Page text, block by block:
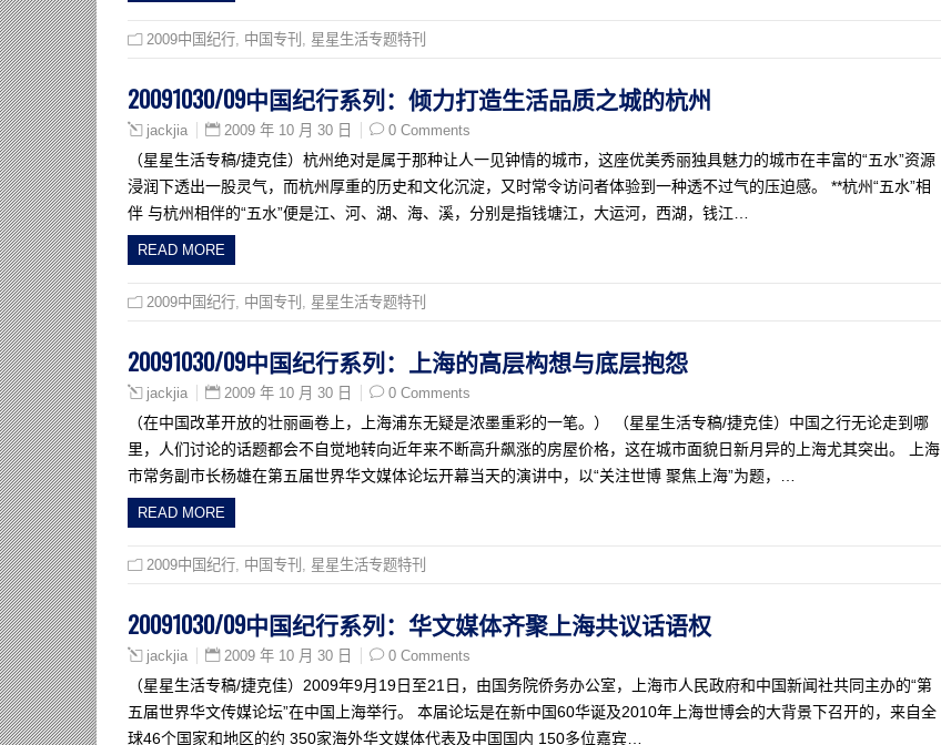
2009中国纪行 中国专刊 星星生活专题特刊
20091030/09中国纪行系列：倾力打造生活品质之城的杭州
jackjia 2009 年 10 月 30 日 0 Comments
（星星生活专稿/捷克佳）杭州绝对是属于那种让人一见钟情的城市，这座优美秀丽独具魅力的城市在丰富的“五水”资源
浸润下透出一股灵气，而杭州厚重的历史和文化沉淀，又时常令访问者体验到一种透不过气的压迫感。 **杭州“五水”相
伴 与杭州相伴的“五水”便是江、河、湖、海、溪，分别是指钱塘江，大运河，西湖，钱江…
READ MORE
2009中国纪行 中国专刊 星星生活专题特刊
20091030/09中国纪行系列：上海的高层构想与底层抱怨
jackjia 2009 年 10 月 30 日 0 Comments
（在中国改革开放的壮丽画卷上，上海浦东无疑是浓墨重彩的一笔。） （星星生活专稿/捷克佳）中国之行无论走到哪
里，人们讨论的话题都会不自觉地转向近年来不断高升飙涨的房屋价格，这在城市面貌日新月异的上海尤其突出。 上海
市常务副市长杨雄在第五届世界华文媒体论坛开幕当天的演讲中，以“关注世博 聚焦上海”为题，…
READ MORE
2009中国纪行 中国专刊 星星生活专题特刊
20091030/09中国纪行系列：华文媒体齐聚上海共议话语权
jackjia 2009 年 10 月 30 日 0 Comments
（星星生活专稿/捷克佳）2009年9月19日至21日，由国务院侨务办公室，上海市人民政府和中国新闻社共同主办的“第
五届世界华文传媒论坛”在中国上海举行。 本届论坛是在新中国60华诞及2010年上海世博会的大背景下召开的，来自全
球46个国家和地区的约 350家海外华文媒体代表及中国国内 150多位嘉宾…